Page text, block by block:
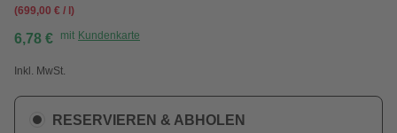
(699,00 € / l)
6,78 € mit Kundenkarte
Inkl. MwSt.
RESERVIEREN & ABHOLEN